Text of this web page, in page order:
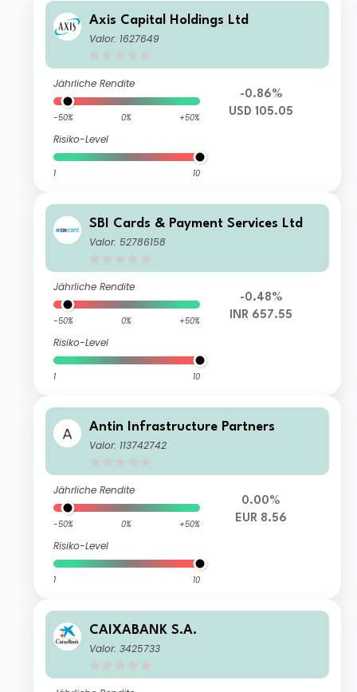
Axis Capital Holdings Ltd
Valor: 1627649
Jährliche Rendite
-50% 0% +50%
Risiko-Level
1 10
-0.86%
USD 105.05
SBI Cards & Payment Services Ltd
Valor: 52786158
Jährliche Rendite
-50% 0% +50%
Risiko-Level
1 10
-0.48%
INR 657.55
Antin Infrastructure Partners
Valor: 113742742
Jährliche Rendite
-50% 0% +50%
Risiko-Level
1 10
0.00%
EUR 8.56
CAIXABANK S.A.
Valor: 3425733